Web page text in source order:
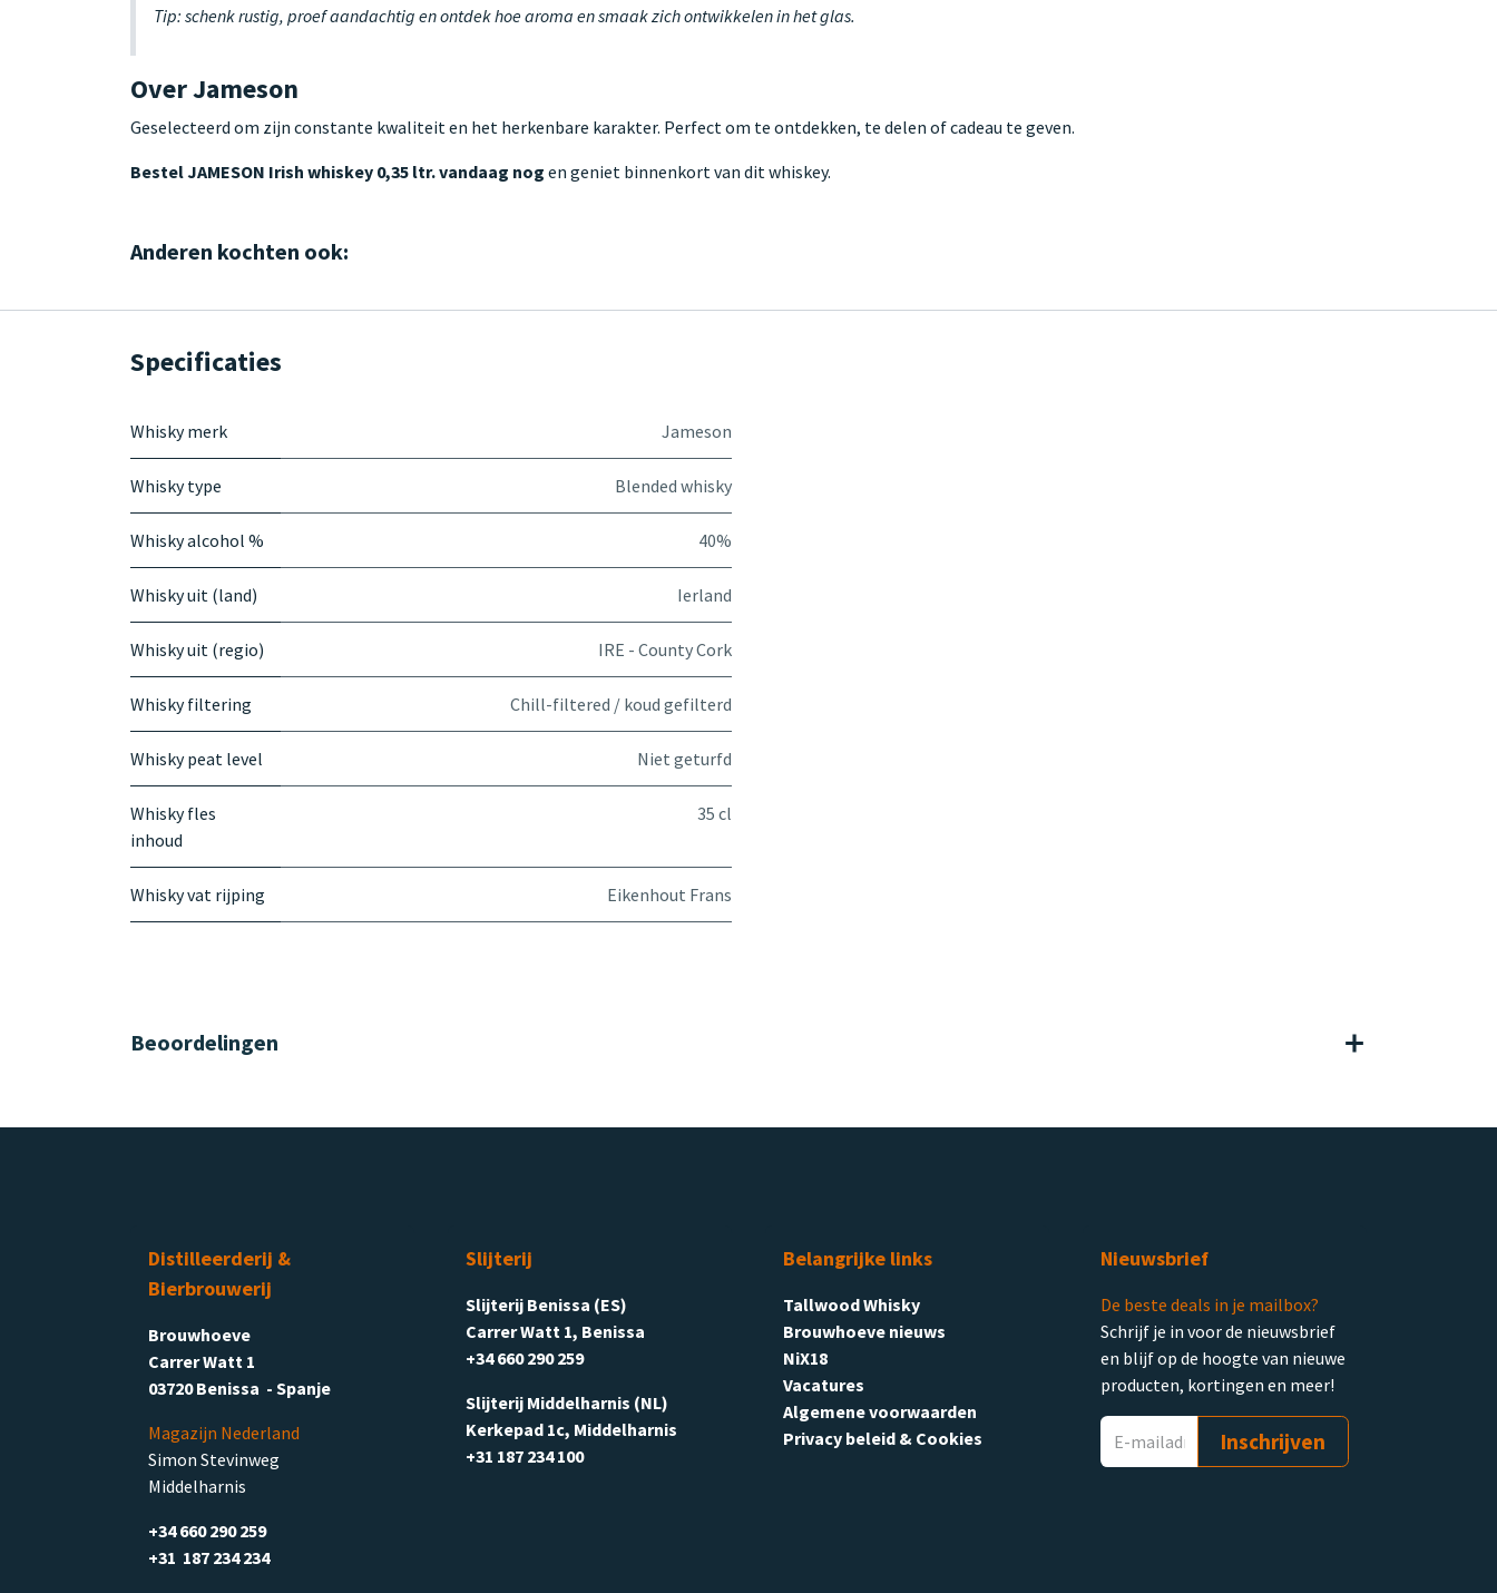
Tip: schenk rustig, proef aandachtig en ontdek hoe aroma en smaak zich ontwikkelen in het glas.
Over Jameson
Geselecteerd om zijn constante kwaliteit en het herkenbare karakter. Perfect om te ontdekken, te delen of cadeau te geven.
Bestel JAMESON Irish whiskey 0,35 ltr. vandaag nog en geniet binnenkort van dit whiskey.
Anderen kochten ook:
Specificaties
Whisky merk Jameson
Whisky type Blended whisky
Whisky alcohol % 40%
Whisky uit (land) Ierland
Whisky uit (regio) IRE - County Cork
Whisky filtering Chill-filtered / koud gefilterd
Whisky peat level Niet geturfd
Whisky fles
inhoud
35 cl
Whisky vat rijping Eikenhout Frans
Beoordelingen
Distilleerderij &
Bierbrouwerij
Brouwhoeve
Carrer Watt 1
03720 Benissa - Spanje
Magazijn Nederland
Simon Stevinweg
Middelharnis
+34 660 290 259
+31 187 234 234
Slijterij
Slijterij Benissa (ES)
Carrer Watt 1, Benissa
+34 660 290 259
Slijterij Middelharnis (NL)
Kerkepad 1c, Middelharnis
+31 187 234 100
Belangrijke links
Tallwood Whisky
Brouwhoeve nieuws
NiX18
Vacatures
Algemene voorwaarden
Privacy beleid & Cookies
Nieuwsbrief
De beste deals in je mailbox?
Schrijf je in voor de nieuwsbrief
en blijf op de hoogte van nieuwe
producten, kortingen en meer!
Inschrijven